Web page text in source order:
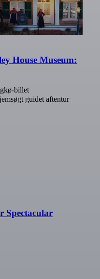
House Museum:
billet
guidet aftentur
Spectacular